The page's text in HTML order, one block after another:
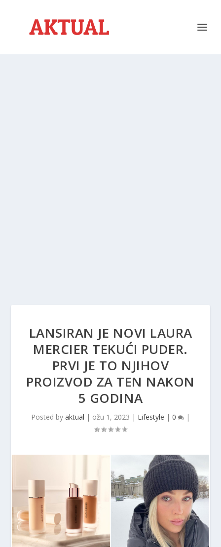
LANSIRAN JE NOVI LAURA
MERCIER TEKUĆI PUDER.
PRVI JE TO NJIHOV
PROIZVOD ZA TEN NAKON
5 GODINA
Posted by aktual | ožu 1, 2023 | Lifestyle | 0 |